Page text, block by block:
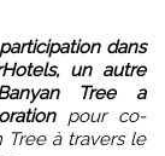
dans
un autre
Tree a
pour co-
à travers le